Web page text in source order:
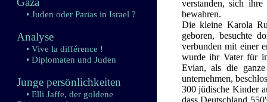
• Juden oder Parias in Israel ?
Analyse
• Vive la différence !
• Diplomaten und Juden
Junge persönlichkeiten
• Elli Jaffe, der goldene
verstanden, sich
bewahren.
Die kleine Karola
geboren, besuchte
verbunden mit einer
wurde ihr Vater für
Evian, als die
unternehmen,
300 jüdische Kinder
dass Deutschland